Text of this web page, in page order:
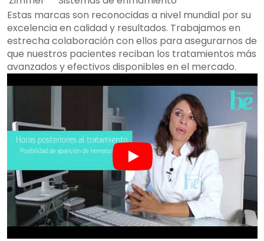
Estas marcas son reconocidas a nivel mundial por su
excelencia en calidad y resultados. Trabajamos en
estrecha colaboración con ellos para asegurarnos de
que nuestros pacientes reciban los tratamientos más
avanzados y efectivos disponibles en el mercado.